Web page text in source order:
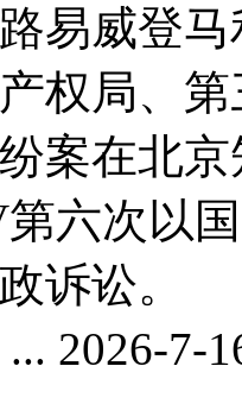
威登马
权局、
案在北
六次以
政诉讼
2026-7-